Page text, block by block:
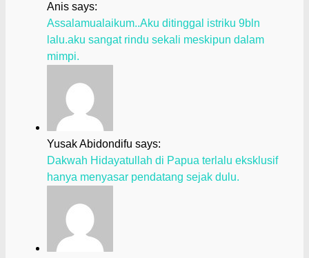
Anis says:
Assalamualaikum..Aku ditinggal istriku 9bln
lalu.aku sangat rindu sekali meskipun dalam
mimpi.
Yusak Abidondifu says:
Dakwah Hidayatullah di Papua terlalu eksklusif
hanya menyasar pendatang sejak dulu.